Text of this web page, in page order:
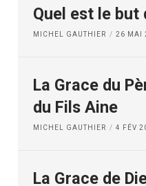
Quel est le but
MICHEL GAUTHIER 26 MAI
La Grace du
du Fils Aine
MICHEL GAUTHIER 4 FÉV
La Grace de